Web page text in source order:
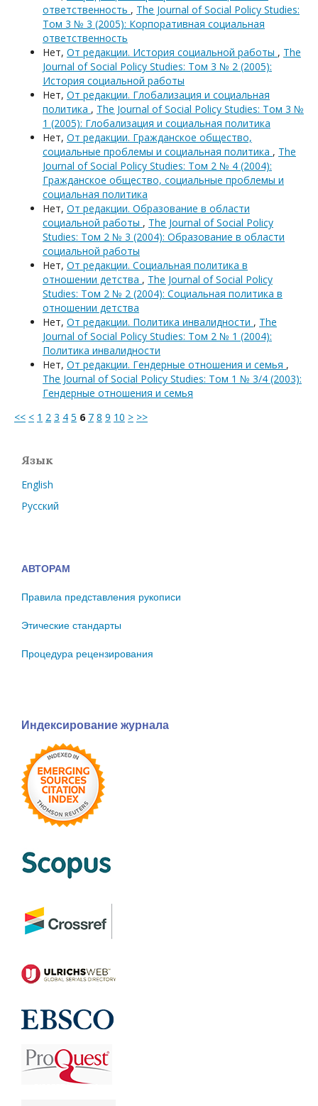
ответственность , The Journal of Social Policy Studies:
Том 3 № 3 (2005): Корпоративная социальная
ответственность
Нет, От редакции. История социальной работы , The
Journal of Social Policy Studies: Том 3 № 2 (2005):
История социальной работы
Нет, От редакции. Глобализация и социальная
политика , The Journal of Social Policy Studies: Том 3 №
1 (2005): Глобализация и социальная политика
Нет, От редакции. Гражданское общество,
социальные проблемы и социальная политика , The
Journal of Social Policy Studies: Том 2 № 4 (2004):
Гражданское общество, социальные проблемы и
социальная политика
Нет, От редакции. Образование в области
социальной работы , The Journal of Social Policy
Studies: Том 2 № 3 (2004): Образование в области
социальной работы
Нет, От редакции. Социальная политика в
отношении детства , The Journal of Social Policy
Studies: Том 2 № 2 (2004): Социальная политика в
отношении детства
Нет, От редакции. Политика инвалидности , The
Journal of Social Policy Studies: Том 2 № 1 (2004):
Политика инвалидности
Нет, От редакции. Гендерные отношения и семья ,
The Journal of Social Policy Studies: Том 1 № 3/4 (2003):
Гендерные отношения и семья
<< < 1 2 3 4 5 6 7 8 9 10 > >>
Язык
English
Русский
АВТОРАМ
Правила представления рукописи
Этические стандарты
Процедура рецензирования
Индексирование журнала